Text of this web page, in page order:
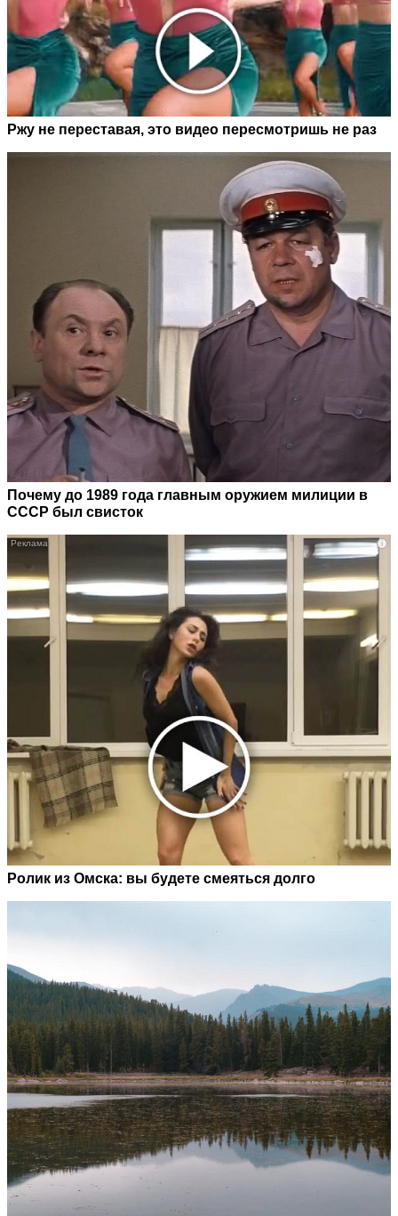
Ржу не переставая, это видео пересмотришь не раз
Почему до 1989 года главным оружием милиции в
СССР был свисток
i
Ролик из Омска: вы будете смеяться долго